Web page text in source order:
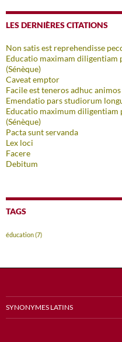
LES DERNIÈRES CITATIONS
Non satis est reprehendisse
Educatio maximam
(Sénèque)
Caveat emptor
Facile est teneros adhuc
Emendatio pars studiorum
Educatio maximum
(Sénèque)
Pacta sunt servanda
Lex loci
Facere
Debitum
TAGS
éducation(7)
SYNONYMES LATINS